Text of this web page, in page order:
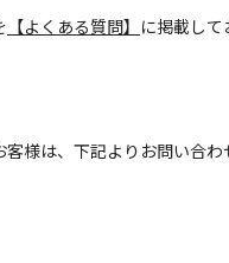
【よくある質問】 に掲載して
様は、下記よりお問い合わ